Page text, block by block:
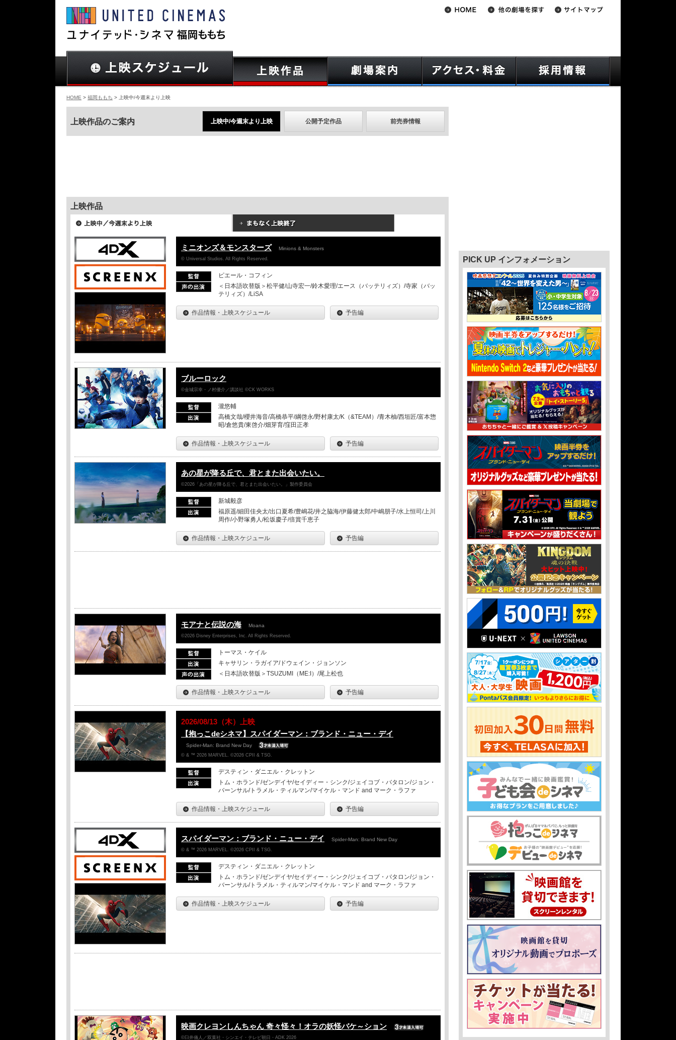
HOME > 福岡ももち > 上映中/今週末より上映
上映作品のご案内 上映中/今週末より上映 公開予定作品 前売券情報
上映作品
ミニオンズ＆モンスターズ Minions & Monsters
© Universal Studios. All Rights Reserved.
ピエール・コフィン
＜日本語吹替版＞松平健/山寺宏一/鈴木愛理/エース（バッテリィズ）/寺家（バッ
テリィズ）/LiSA
作品情報・上映スケジュール 予告編
ブルーロック
©金城宗幸・ノ村優介／講談社 ©CK WORKS
瀧悠輔
高橋文哉/櫻井海音/高橋恭平/綱啓永/野村康太/K（&TEAM）/青木柚/西垣匠/富本惣
昭/倉悠貴/東啓介/畑芽育/窪田正孝
作品情報・上映スケジュール 予告編
あの星が降る丘で、君とまた出会いたい。
©2026「あの星が降る丘で、君とまた出会いたい。」製作委員会
新城毅彦
福原遥/細田佳央太/出口夏希/豊嶋花/井之脇海/伊藤健太郎/中嶋朋子/水上恒司/上川
周作/小野塚勇人/松坂慶子/倍賞千恵子
作品情報・上映スケジュール 予告編
モアナと伝説の海 Moana
©2026 Disney Enterprises, Inc. All Rights Reserved.
トーマス・ケイル
キャサリン・ラガイア/ドウェイン・ジョンソン
＜日本語吹替版＞TSUZUMI（ME:I）/尾上松也
作品情報・上映スケジュール 予告編
2026/08/13（木）上映
【抱っこdeシネマ】スパイダーマン：ブランド・ニュー・デイ
Spider-Man: Brand New Day
© & ™ 2026 MARVEL. ©2026 CPII & TSG.
デスティン・ダニエル・クレットン
トム・ホランド/ゼンデイヤ/セイディー・シンク/ジェイコブ・バタロン/ジョン・
バーンサル/トラメル・ティルマン/マイケル・マンド and マーク・ラファ
作品情報・上映スケジュール 予告編
スパイダーマン：ブランド・ニュー・デイ Spider-Man: Brand New Day
© & ™ 2026 MARVEL. ©2026 CPII & TSG.
デスティン・ダニエル・クレットン
トム・ホランド/ゼンデイヤ/セイディー・シンク/ジェイコブ・バタロン/ジョン・
バーンサル/トラメル・ティルマン/マイケル・マンド and マーク・ラファ
作品情報・上映スケジュール 予告編
映画クレヨンしんちゃん 奇々怪々！オラの妖怪バケ～ション
©臼井儀人／双葉社・シンエイ・テレビ朝日・ADK 2026
PICK UP インフォメーション